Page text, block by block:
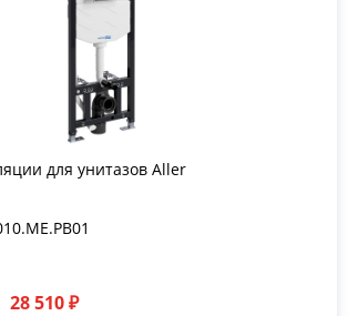
для унитазов Aller
28 510 ₽